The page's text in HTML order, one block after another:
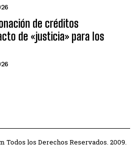
de créditos
de «justicia» para los
Todos los Derechos Reservados. 2009.